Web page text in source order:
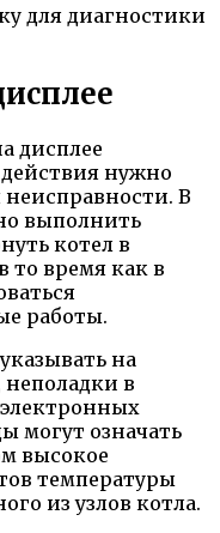
для диагностики
дисплее
действия нужно
В
выполнить
котел в
то время как в
работы.
на
в
могут означать
высокое
температуры
из узлов котла.